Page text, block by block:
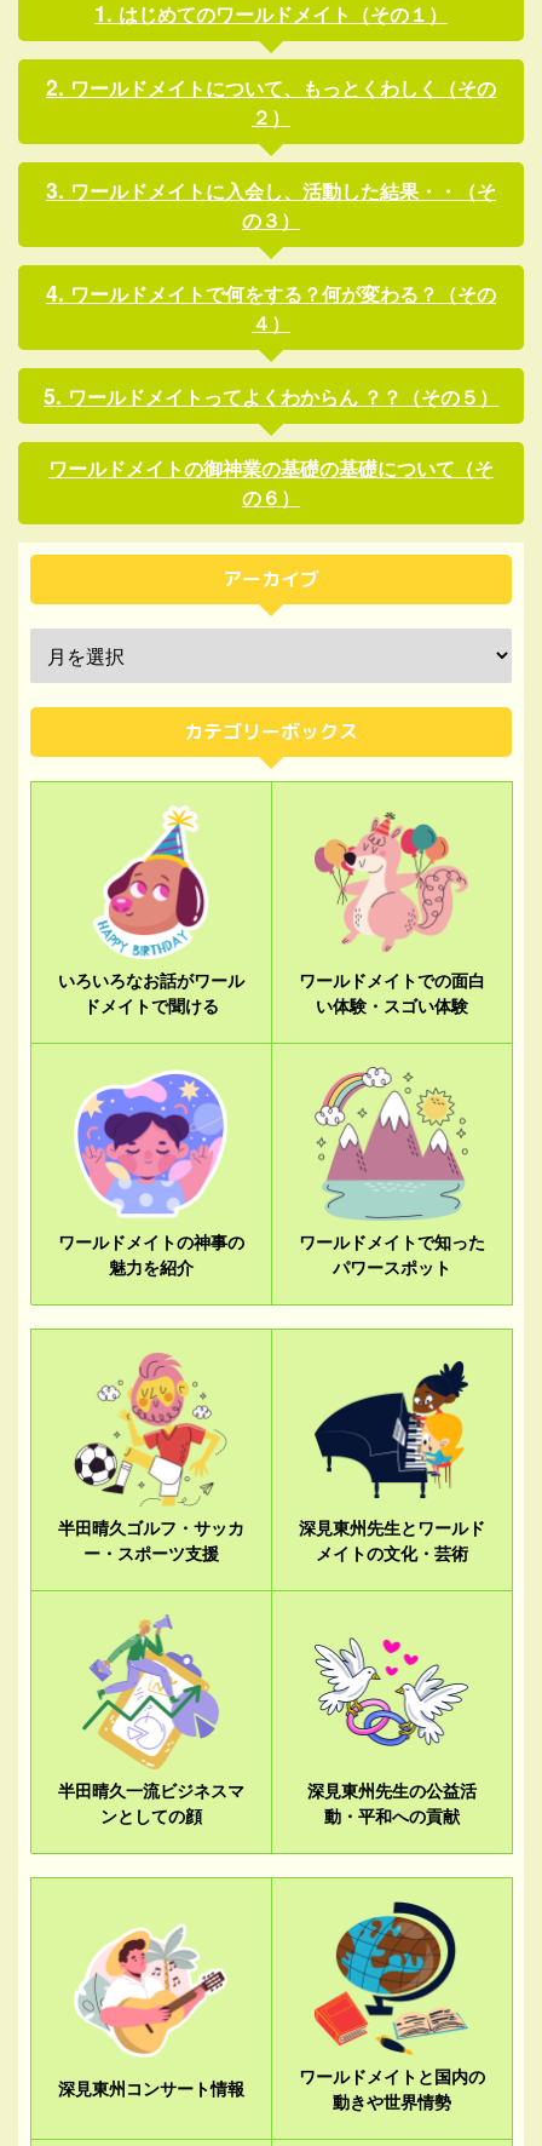
はじめてのワールドメイト（その１）
ワールドメイトについて、もっとくわしく（その
２）
ワールドメイトに入会し、活動した結果・・（そ
の３）
ワールドメイトで何をする？何が変わる？（その
４）
ワールドメイトってよくわからん ？？（その５）
ワールドメイトの御神業の基礎の基礎について（そ
の６）
アーカイブ
カテゴリーボックス
いろいろなお話がワール
ドメイトで聞ける
ワールドメイトでの面白
い体験・スゴい体験
ワールドメイトの神事の
魅力を紹介
ワールドメイトで知った
パワースポット
半田晴久ゴルフ・サッカ
ー・スポーツ支援
深見東州先生とワールド
メイトの文化・芸術
半田晴久一流ビジネスマ
ンとしての顔
深見東州先生の公益活
動・平和への貢献
深見東州コンサート情報
ワールドメイトと国内の
動きや世界情勢